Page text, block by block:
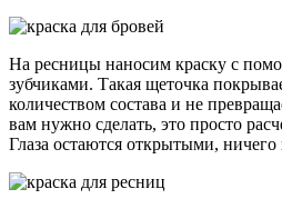
На ресницы наносим краску с
зубчиками. Такая щеточка
количеством состава и не
вам нужно сделать, это просто
Глаза остаются открытыми,